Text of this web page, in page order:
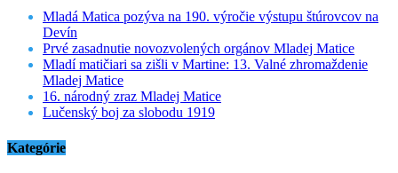
Mladá Matica pozýva na 190. výročie výstupu štúrovcov na
Devín
Prvé zasadnutie novozvolených orgánov Mladej Matice
Mladí matičiari sa zišli v Martine: 13. Valné zhromaždenie
Mladej Matice
16. národný zraz Mladej Matice
Lučenský boj za slobodu 1919
Kategórie